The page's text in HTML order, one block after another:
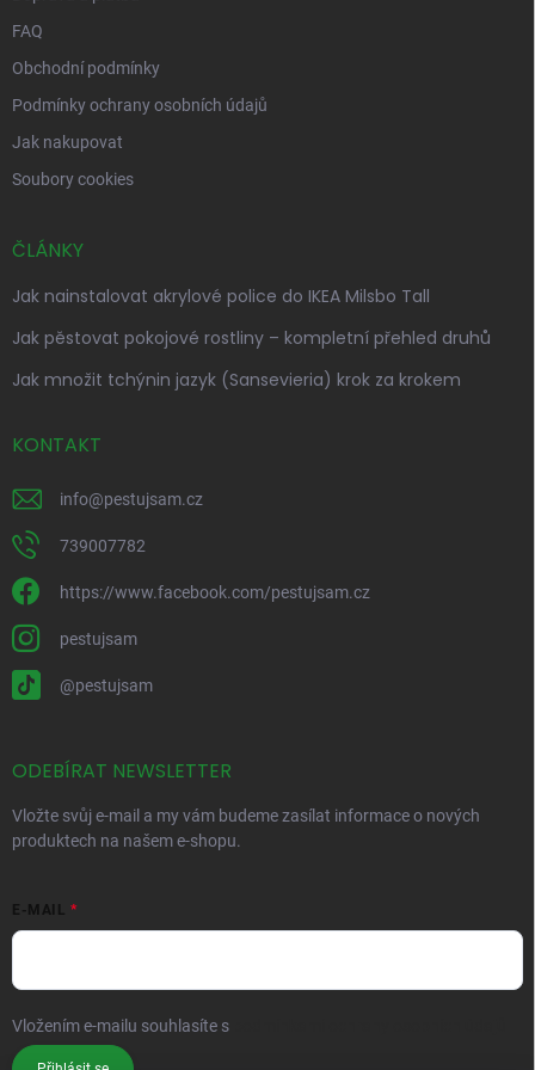
FAQ
Obchodní podmínky
Podmínky ochrany osobních údajů
Jak nakupovat
Soubory cookies
ČLÁNKY
Jak nainstalovat akrylové police do IKEA Milsbo Tall
Jak pěstovat pokojové rostliny – kompletní přehled druhů
Jak množit tchýnin jazyk (Sansevieria) krok za krokem
KONTAKT
info@pestujsam.cz
739007782
https://www.facebook.com/pestujsam.cz
pestujsam
@pestujsam
ODEBÍRAT NEWSLETTER
Vložte svůj e-mail a my vám budeme zasílat informace o nových
produktech na našem e-shopu.
E-MAIL
Vložením e-mailu souhlasíte s